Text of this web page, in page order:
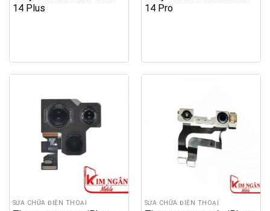
14 Plus
14 Pro
SỬA CHỮA ĐIỆN THOẠI SỬA CHỮA ĐIỆN THOẠI